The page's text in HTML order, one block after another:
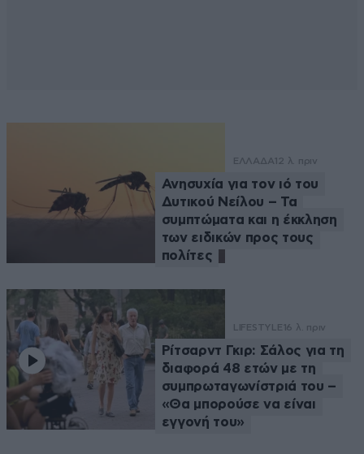
ΕΛΛΑΔΑ 12 λ. πριν
Ανησυχία για τον ιό του
Δυτικού Νείλου – Τα
συμπτώματα και η έκκληση
των ειδικών προς τους
πολίτες
LIFESTYLE 16 λ. πριν
Ρίτσαρντ Γκιρ: Σάλος για τη
διαφορά 48 ετών με τη
συμπρωταγωνίστριά του –
«Θα μπορούσε να είναι
εγγονή του»